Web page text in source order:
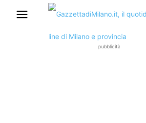
pubblicità